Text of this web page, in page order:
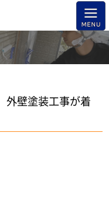
外壁塗装工事が着